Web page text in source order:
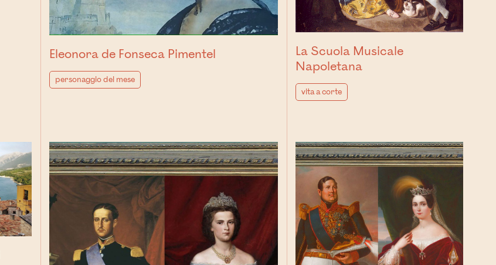
Eleonora de Fonseca Pimentel
personaggio del mese
La Scuola Musicale
Napoletana
vita a corte